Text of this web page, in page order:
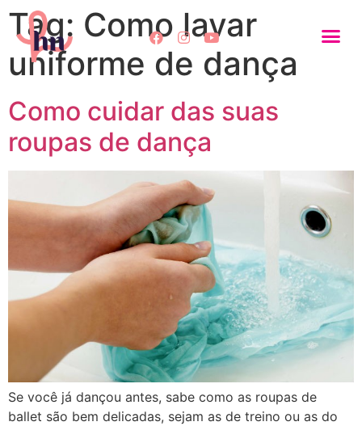
Tag: Como lavar
uniforme de dança
Como cuidar das suas
roupas de dança
Se você já dançou antes, sabe como as roupas de
ballet são bem delicadas, sejam as de treino ou as do